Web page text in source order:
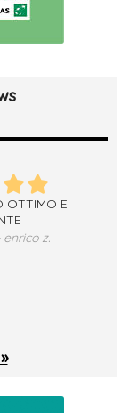
OTTIMO E
enrico z.